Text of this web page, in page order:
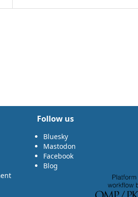
Follow us
Bluesky
Mastodon
Facebook
Blog